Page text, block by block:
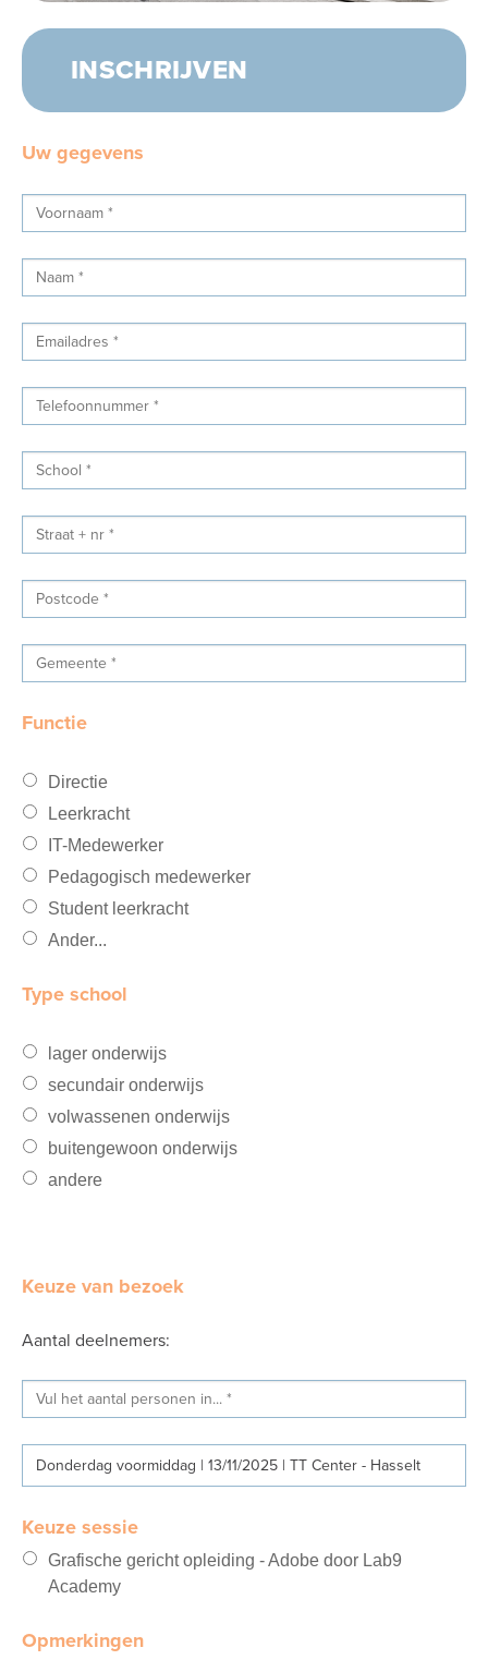
INSCHRIJVEN
Uw gegevens
Functie
Directie
Leerkracht
IT-Medewerker
Pedagogisch medewerker
Student leerkracht
Ander...
Type school
lager onderwijs
secundair onderwijs
volwassenen onderwijs
buitengewoon onderwijs
andere
Keuze van bezoek
Aantal deelnemers:
Donderdag voormiddag | 13/11/2025 | TT Center - Hasselt
Keuze sessie
Grafische gericht opleiding - Adobe door Lab9
Academy
Opmerkingen